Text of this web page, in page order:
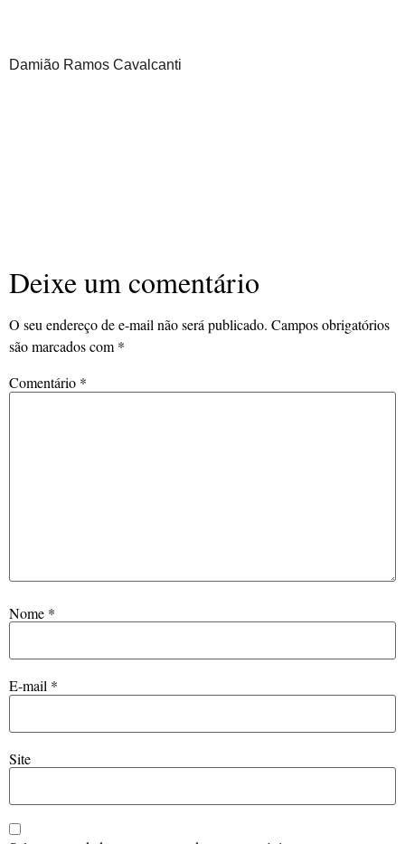
Damião Ramos Cavalcanti
Deixe um comentário
O seu endereço de e-mail não será publicado. Campos obrigatórios
são marcados com *
Comentário *
Nome *
E-mail *
Site